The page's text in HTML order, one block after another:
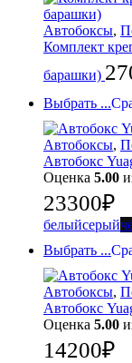
Автобоксы,
Комплект
барашки)
Выбрать ...
Автобоксы,
Автобокс
Оценка 5.00
23300₽
белыйсерый
Выбрать ...
Автобоксы,
Автобокс
Оценка 5.00
14200₽